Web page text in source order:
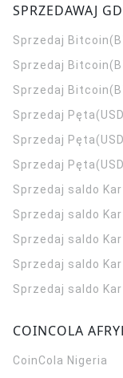
SPRZEDAWAJ
Sprzedaj
Sprzedaj
Sprzedaj
Sprzedaj
Sprzedaj
Sprzedaj
Sprzedaj saldo
Sprzedaj saldo
Sprzedaj saldo
Sprzedaj saldo
Sprzedaj saldo
COINCOLA
CoinCola Nigeria